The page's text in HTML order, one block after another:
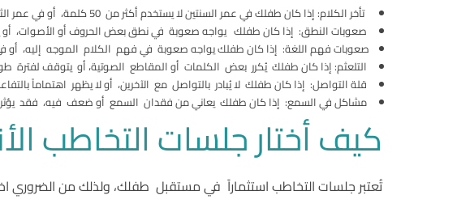
تأخر الكلام: إذا كان طفلك في عمر السنتين لا يستخدم أكثر من 50 كلمة، أو في عمر الثلاث سنوات لا يستطيع تكوين جمل بسيطة من كلمتين.
صعوبات النطق: إذا كان طفلك يواجه صعوبة في نطق بعض الحروف أو الأصوات،
صعوبات فهم اللغة: إذا كان طفلك يواجه صعوبة في فهم الكلام الموجه إليه، أو في
التلعثم: إذا كان طفلكَ يُكرر بعض الكلمات أو المقاطع الصوتية، أو يتوقف
قلة التواصل: إذا كان طفلكَ لا يُبادر بالتواصل مع الآخرين، أو لا يظهر اهتماماً
مشاكل في السمع: إذا كان طفلك يعاني من فقدان السمع أو ضعف فيه، فقد
كيف أختار جلسات التخاطب
تُعتبر جلسات التخاطب استثماراً في مستقبل طفلك، ولذلك من الضروري